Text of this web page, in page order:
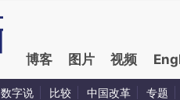
博客 图片 视频
数字说 比较 中国改革 专题